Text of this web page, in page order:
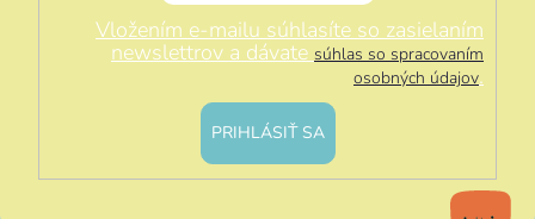
Vložením e-mailu súhlasíte so zasielaním
newslettrov a dávate súhlas so spracovaním
osobných údajov.
PRIHLÁSIŤ SA